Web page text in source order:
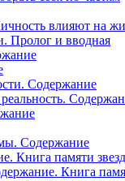
влияют на
Пролог и вводная
Содержание
Содержание
Книга памяти
Книга